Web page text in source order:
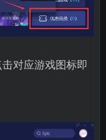
对应游戏图标即